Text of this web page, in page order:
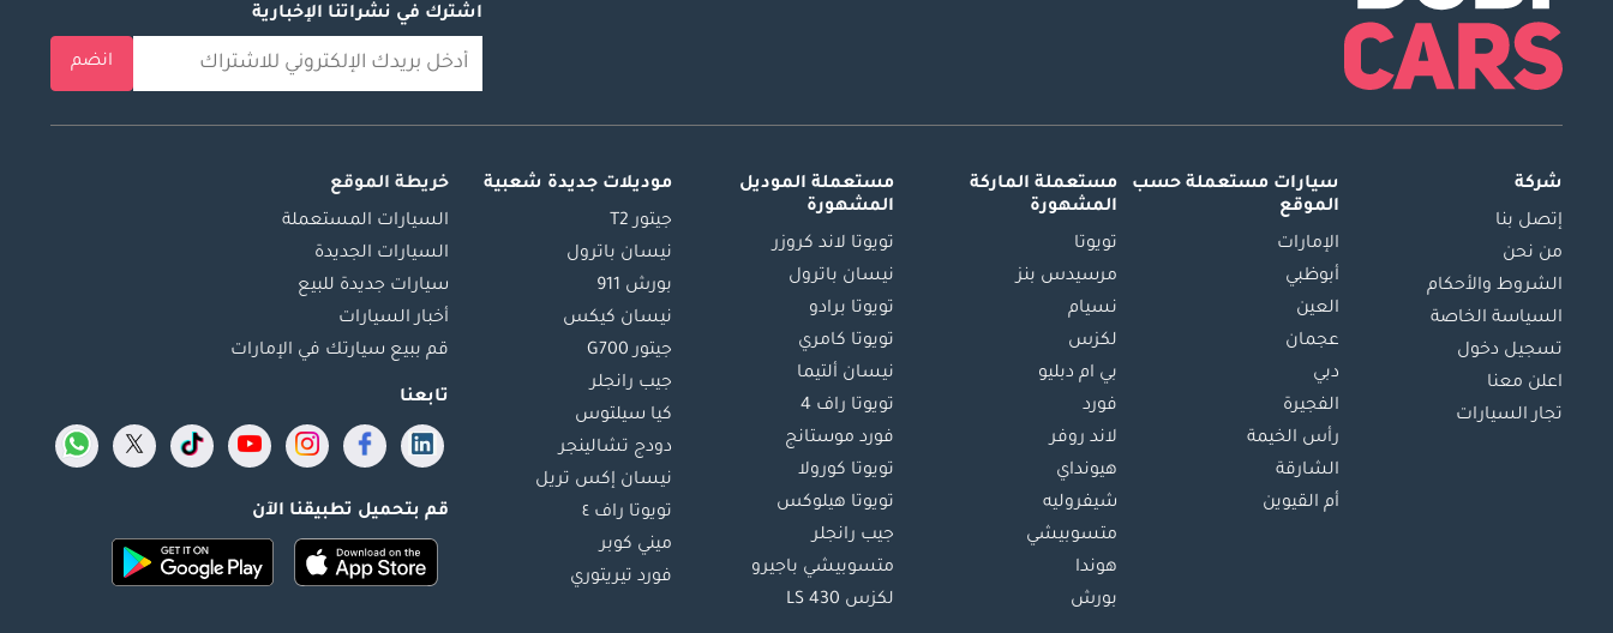
اشترك في نشراتنا الإخبارية
انضم
شركة
إتصل بنا
من نحن
الشروط والأحكام
السياسة الخاصة
تسجيل دخول
اعلن معنا
تجار السيارات
سيارات مستعملة حسب
الموقع
الإمارات
أبوظبي
العين
عجمان
دبي
الفجيرة
رأس الخيمة
الشارقة
أم القيوين
مستعملة الماركة
المشهورة
تويوتا
مرسيدس بنز
نسيام
لكزس
بي ام دبليو
فورد
لاند روفر
هيونداي
شيفروليه
متسوبيشي
هوندا
بورش
مستعملة الموديل
المشهورة
تويوتا لاند كروزر
نيسان باترول
تويوتا برادو
تويوتا كامري
نيسان ألتيما
تويوتا راف 4
فورد موستانج
تويوتا كورولا
تويوتا هيلوكس
جيب رانجلر
متسوبيشي باجيرو
لكزس LS 430
موديلات جديدة شعبية
جيتور T2
نيسان باترول
بورش 911
نيسان كيكس
جيتور G700
جيب رانجلر
كيا سيلتوس
دودج تشالينجر
نيسان إكس تريل
تويوتا راف ٤
ميني كوبر
فورد تيريتوري
خريطة الموقع
السيارات المستعملة
السيارات الجديدة
سيارات جديدة للبيع
أخبار السيارات
قم ببيع سيارتك في الإمارات
تابعنا
قم بتحميل تطبيقنا الآن